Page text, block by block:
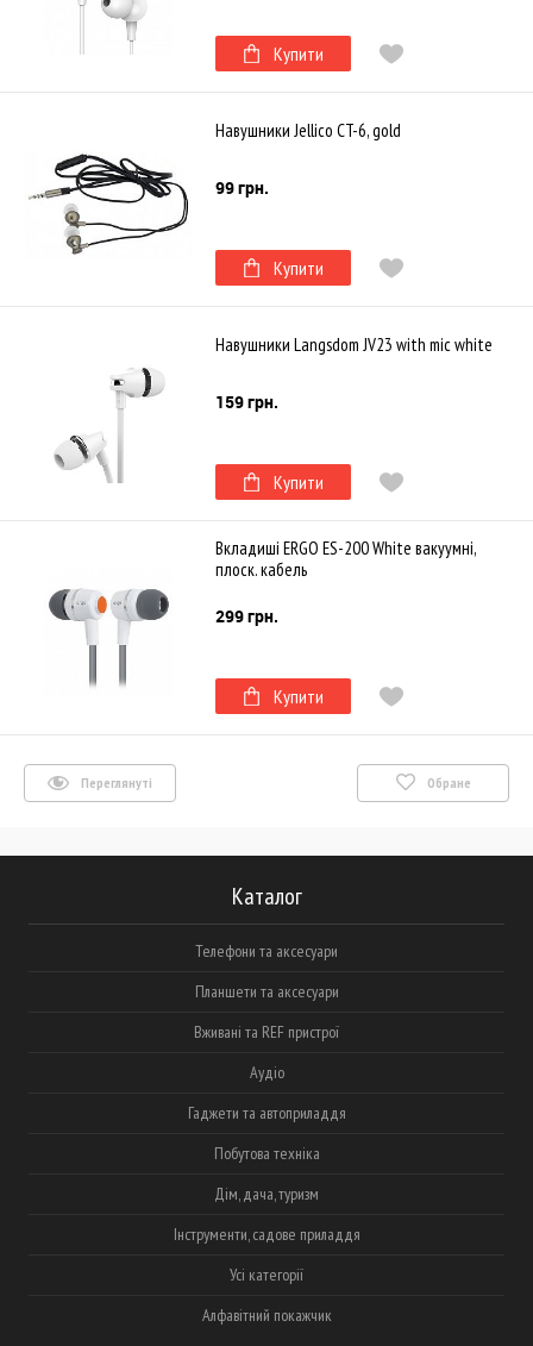
Купити
Навушники Jellico CT-6, gold
99 грн.
Купити
Навушники Langsdom JV23 with mic white
159 грн.
Купити
Вкладиші ERGO ES-200 White вакуумні,
плоск. кабель
299 грн.
Купити
Переглянуті Обране
Каталог
Телефони та аксесуари
Планшети та аксесуари
Вживані та REF пристрої
Аудіо
Гаджети та автоприладдя
Побутова техніка
Дім, дача, туризм
Інструменти, садове приладдя
Усі категорії
Алфавітний покажчик